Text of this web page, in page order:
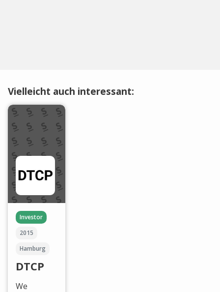
Vielleicht auch interessant:
Investor
2015
Hamburg
DTCP
We